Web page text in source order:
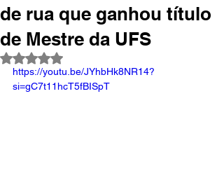
de rua que ganhou título
de Mestre da UFS
Avaliado com NaN de 5 estrelas.
https://youtu.be/JYhbHk8NR14?
si=gC7t11hcT5fBISpT